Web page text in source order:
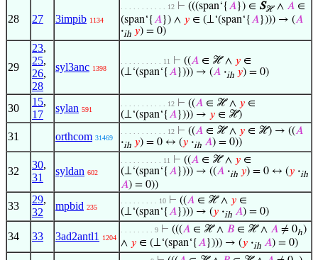
28 27 3impib 1134
. . . . . . . . . . . 12 ⊢ (((span‘{𝐴}) ∈ Sℋ∧ 𝐴 ∈
(span‘{𝐴}) ∧ 𝑦 ∈ (⊥‘(span‘{𝐴}))) → (𝐴
·ih 𝑦) = 0)
29
23,
25,
26,
28
syl3anc 1398
. . . . . . . . . . 11 ⊢ ((𝐴 ∈ ℋ ∧ 𝑦 ∈
(⊥‘(span‘{𝐴}))) → (𝐴 ·ih 𝑦) = 0)
30
15,
17
sylan 591
. . . . . . . . . . . 12 ⊢ ((𝐴 ∈ ℋ ∧ 𝑦 ∈
(⊥‘(span‘{𝐴}))) → 𝑦 ∈ ℋ)
31 orthcom 31469
. . . . . . . . . . . 12 ⊢ ((𝐴 ∈ ℋ ∧ 𝑦 ∈ ℋ) → ((𝐴
·ih 𝑦) = 0 ↔ (𝑦 ·ih 𝐴) = 0))
32
30,
31
syldan 602
. . . . . . . . . . 11 ⊢ ((𝐴 ∈ ℋ ∧ 𝑦 ∈
(⊥‘(span‘{𝐴}))) → ((𝐴 ·ih 𝑦) = 0 ↔ (𝑦 ·ih
𝐴) = 0))
33
29,
32
mpbid 235
. . . . . . . . . 10 ⊢ ((𝐴 ∈ ℋ ∧ 𝑦 ∈
(⊥‘(span‘{𝐴}))) → (𝑦 ·ih 𝐴) = 0)
34 33 3ad2antl1 1204
. . . . . . . . 9 ⊢ (((𝐴 ∈ ℋ ∧ 𝐵 ∈ ℋ ∧ 𝐴 ≠ 0ℎ)
∧ 𝑦 ∈ (⊥‘(span‘{𝐴}))) → (𝑦 ·ih 𝐴) = 0)